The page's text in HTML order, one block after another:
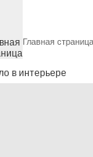
Главная страница